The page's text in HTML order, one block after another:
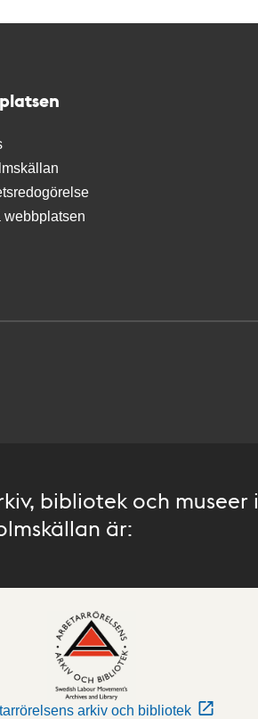
webbplatsen
bibliotek och museer i
är:
arkiv och bibliotek